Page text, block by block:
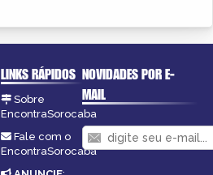
LINKS RÁPIDOS
Sobre
EncontraSorocaba
Fale com o
EncontraSorocaba
NOVIDADES POR E-
MAIL